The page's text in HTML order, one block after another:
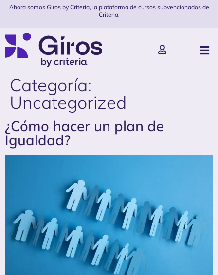
Ahora somos Giros by Criteria, la plataforma de cursos subvencionados de
Criteria.
Categoría:
Uncategorized
¿Cómo hacer un plan de
Igualdad?